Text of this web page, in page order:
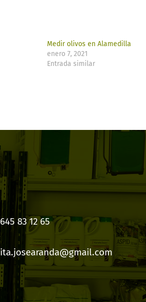
Medir olivos en Alamedilla
enero 7, 2021
Entrada similar
645 83 12 65
ita.josearanda@gmail.com